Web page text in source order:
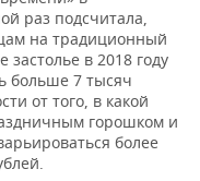
раз подсчитала,
на традиционный
в 2018 году
больше 7 тысяч
от того, в какой
горошком и
более